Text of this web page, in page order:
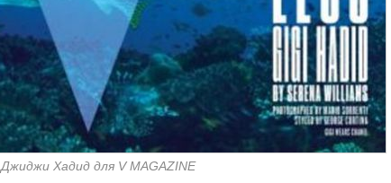
Джиджи Хадид для V MAGAZINE